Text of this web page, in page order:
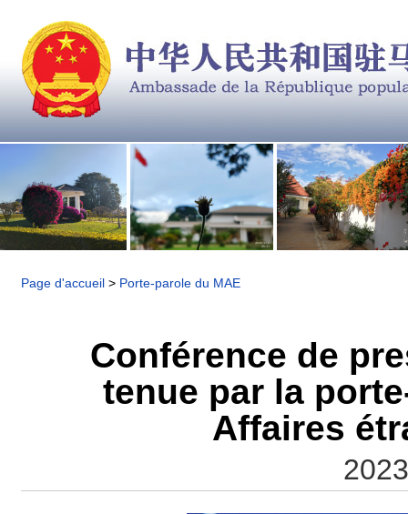
Page d'accueil > Porte-parole du MAE
Conférence de
tenue par la
Affaires